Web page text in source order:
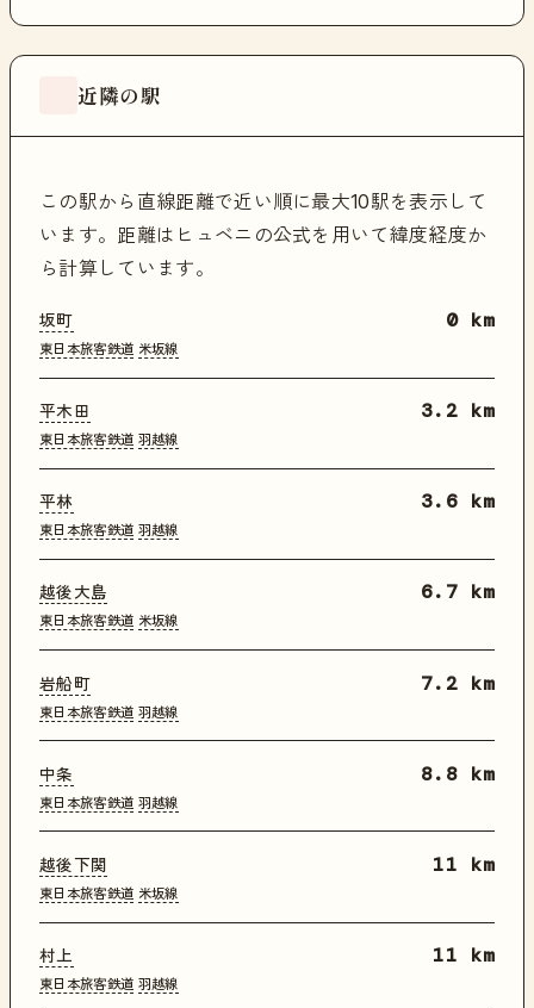
近隣の駅
この駅から直線距離で近い順に最大10駅を表示して
います。距離はヒュベニの公式を用いて緯度経度か
ら計算しています。
坂町
東日本旅客鉄道 米坂線
0 km
平木田
東日本旅客鉄道 羽越線
3.2 km
平林
東日本旅客鉄道 羽越線
3.6 km
越後大島
東日本旅客鉄道 米坂線
6.7 km
岩船町
東日本旅客鉄道 羽越線
7.2 km
中条
東日本旅客鉄道 羽越線
8.8 km
越後下関
東日本旅客鉄道 米坂線
11 km
村上
東日本旅客鉄道 羽越線
11 km